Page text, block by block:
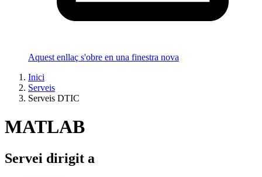
Aquest enllaç s'obre en una finestra nova
Inici
Serveis
Serveis DTIC
MATLAB
Servei dirigit a